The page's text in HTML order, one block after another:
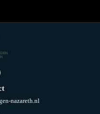
nazareth.nl